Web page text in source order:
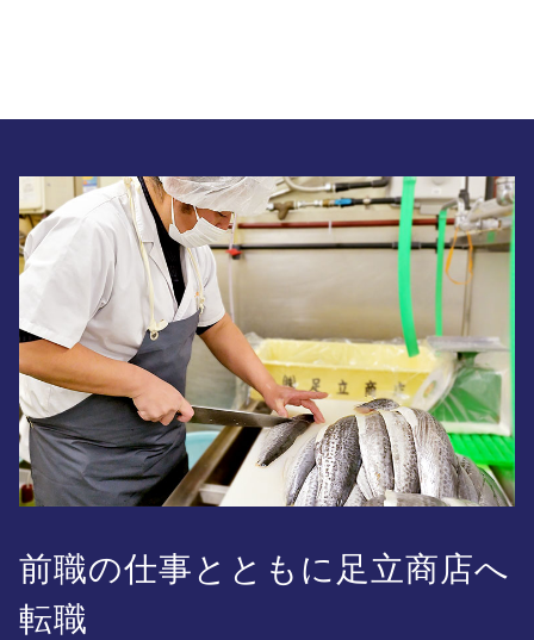
前職の仕事とともに足立商店へ
転職